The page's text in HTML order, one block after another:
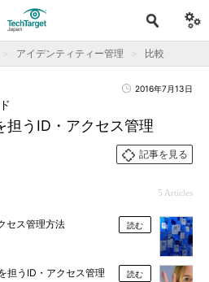
アイデンティティー管理 比較
2016年7月13日
担うID・アクセス管理
記事を見る
5 Articles
セス管理方法 読む
担うID・アクセス管理 読む